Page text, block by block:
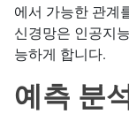
에서 가능한 관계
신경망은 인공지
능하게 합니다.
예측 분